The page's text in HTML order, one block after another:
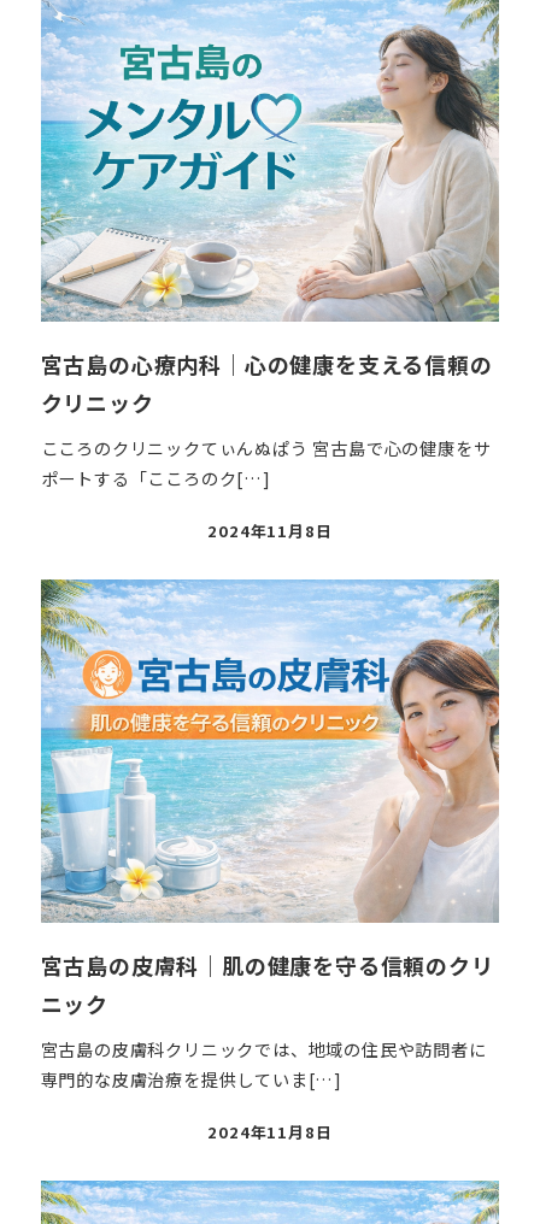
宮古島の心療内科｜心の健康を支える信頼の
クリニック
こころのクリニックてぃんぬぱう 宮古島で心の健康をサ
ポートする「こころのク[…]
投
日
2024年11月8日
宮古島の皮膚科｜肌の健康を守る信頼のクリ
ニック
宮古島の皮膚科クリニックでは、地域の住民や訪問者に
専門的な皮膚治療を提供していま[…]
投
日
2024年11月8日